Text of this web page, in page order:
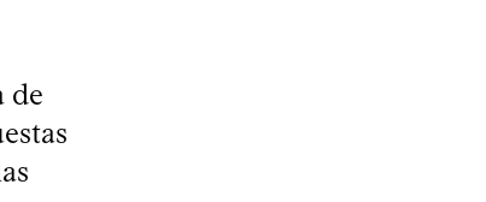
de